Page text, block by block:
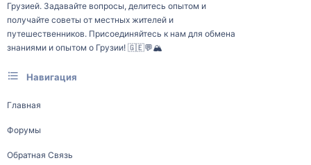
Грузией. Задавайте вопросы, делитесь опытом и
получайте советы от местных жителей и
путешественников. Присоединяйтесь к нам для обмена
знаниями и опытом о Грузии! 🇬🇪💬🏔️
Навигация
Главная
Форумы
Обратная Связь